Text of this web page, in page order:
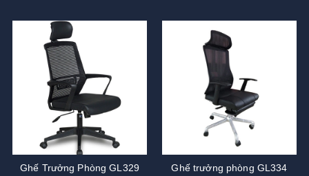
Ghế Trưởng Phòng GL329 Ghế trưởng phòng GL334